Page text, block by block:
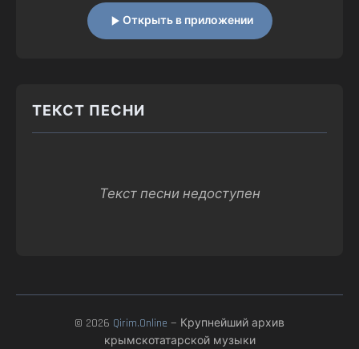
Открыть в приложении
ТЕКСТ ПЕСНИ
Текст песни недоступен
© 2026 Qirim.Online — Крупнейший архив
крымскотатарской музыки